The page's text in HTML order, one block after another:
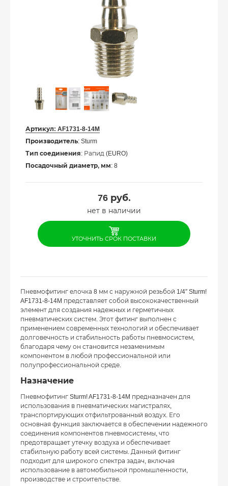
Артикул: AF1731-8-14M
Производитель: Sturm
Тип соединения: Рапид (EURO)
Посадочный диаметр, мм: 8
76руб.
нет в наличии
УТОЧНИТЬ СРОК ПОСТАВКИ
Пневмофитинг елочка 8 мм с наружной резьбой 1/4″ Sturm!
AF1731-8-14M представляет собой высококачественный
элемент для создания надежных и герметичных
пневматических систем. Этот фитинг выполнен с
применением современных технологий и обеспечивает
долговечность и стабильность работы пневмосистем,
благодаря чему он становится незаменимым
компонентом в любой профессиональной или
полупрофессиональной среде.
Назначение
Пневмофитинг Sturm! AF1731-8-14M предназначен для
использования в пневматических магистралях,
транспортирующих отфильтрованный воздух. Его
основная функция заключается в обеспечении надежного
соединения компонентов пневмосистемы, что
предотвращает утечку воздуха и обеспечивает
стабильную работу всей системы. Данный фитинг
подходит для широкого спектра задач, включая
использование в автомобильной промышленности,
производстве и строительстве.